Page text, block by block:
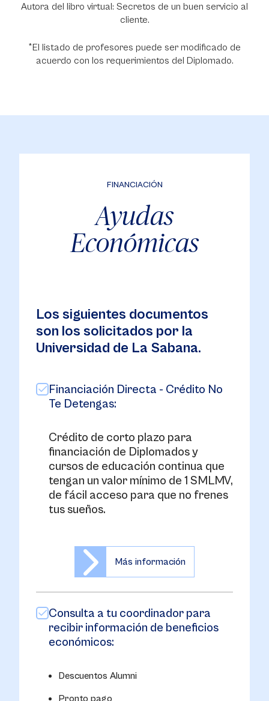
Autora del libro virtual: Secretos de un buen servicio al
cliente.
*El listado de profesores puede ser modificado de
acuerdo con los requerimientos del Diplomado.
FINANCIACIÓN
Ayudas
Económicas
Los siguientes documentos
son los solicitados por la
Universidad de La Sabana.
Financiación Directa - Crédito No
Te Detengas:
Crédito de corto plazo para
financiación de Diplomados y
cursos de educación continua que
tengan un valor mínimo de 1 SMLMV,
de fácil acceso para que no frenes
tus sueños.
Más información
Consulta a tu coordinador para
recibir información de beneficios
económicos:
Descuentos Alumni
Pronto pago